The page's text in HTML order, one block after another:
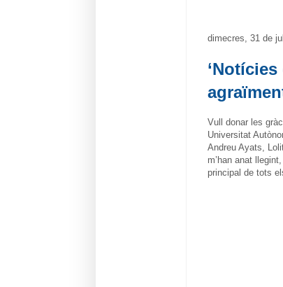
dimecres, 31 de
Vull donar les
Universitat
Andreu Ayats,
m’han anat
principal de tots